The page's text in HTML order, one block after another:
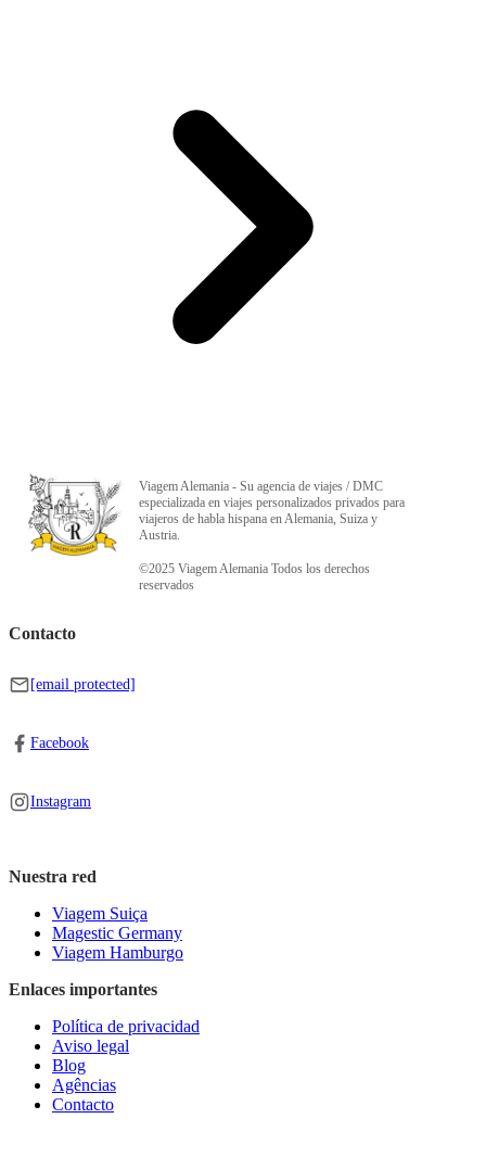
Viagem Alemania - Su agencia de viajes / DMC
especializada en viajes personalizados privados para
viajeros de habla hispana en Alemania, Suiza y
Austria.
©2025 Viagem Alemania Todos los derechos
reservados
Contacto
[email protected]
Facebook
Instagram
Nuestra red
Viagem Suiça
Magestic Germany
Viagem Hamburgo
Enlaces importantes
Política de privacidad
Aviso legal
Blog
Agências
Contacto